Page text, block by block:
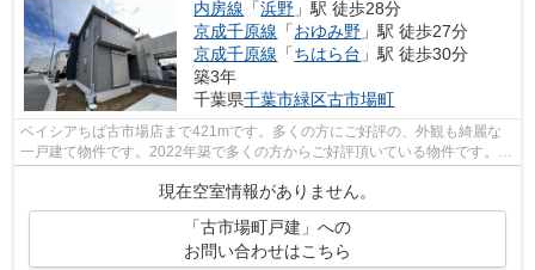
内房線 「浜野 」駅 徒歩28分
京成千原線 「おゆみ野 」駅 徒歩27分
京成千原線 「ちはら台 」駅 徒歩30分
築3年
千葉県千葉市緑区古市場町
ベイシアちば古市場店まで421mです。多くの方にご好評の、外観も綺麗な
一戸建て物件です。2022年築で多くの方からご好評頂いている物件です。自
現在空室情報がありません。
「古市場町戸建」への
お問い合わせはこちら